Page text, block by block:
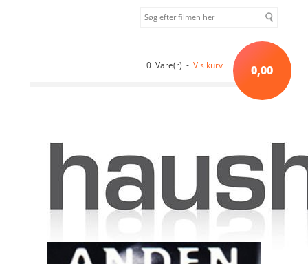
0 Vare(r) - Vis kurv 0,00
Shows og standup »Anden Live I Cirkusbygningen - Hva'
Snakker Du Om [DVD]